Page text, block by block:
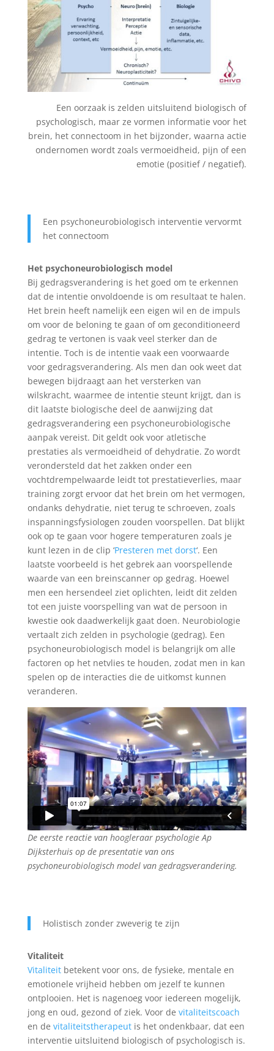
Een oorzaak is zelden uitsluitend biologisch of
psychologisch, maar ze vormen informatie voor het
brein, het connectoom in het bijzonder, waarna actie
ondernomen wordt zoals vermoeidheid, pijn of een
emotie (positief / negatief).
Een psychoneurobiologisch interventie vervormt
het connectoom
Het psychoneurobiologisch model
Bij gedragsverandering is het goed om te erkennen
dat de intentie onvoldoende is om resultaat te halen.
Het brein heeft namelijk een eigen wil en de impuls
om voor de beloning te gaan of om geconditioneerd
gedrag te vertonen is vaak veel sterker dan de
intentie. Toch is de intentie vaak een voorwaarde
voor gedragsverandering. Als men dan ook weet dat
bewegen bijdraagt aan het versterken van
wilskracht, waarmee de intentie steunt krijgt, dan is
dit laatste biologische deel de aanwijzing dat
gedragsverandering een psychoneurobiologische
aanpak vereist. Dit geldt ook voor atletische
prestaties als vermoeidheid of dehydratie. Zo wordt
verondersteld dat het zakken onder een
vochtdrempelwaarde leidt tot prestatieverlies, maar
training zorgt ervoor dat het brein om het vermogen,
ondanks dehydratie, niet terug te schroeven, zoals
inspanningsfysiologen zouden voorspellen. Dat blijkt
ook op te gaan voor hogere temperaturen zoals je
kunt lezen in de clip ‘Presteren met dorst‘. Een
laatste voorbeeld is het gebrek aan voorspellende
waarde van een breinscanner op gedrag. Hoewel
men een hersendeel ziet oplichten, leidt dit zelden
tot een juiste voorspelling van wat de persoon in
kwestie ook daadwerkelijk gaat doen. Neurobiologie
vertaalt zich zelden in psychologie (gedrag). Een
psychoneurobiologisch model is belangrijk om alle
factoren op het netvlies te houden, zodat men in kan
spelen op de interacties die de uitkomst kunnen
veranderen.
De eerste reactie van hoogleraar psychologie Ap
Dijksterhuis op de presentatie van ons
psychoneurobiologisch model van gedragsverandering.
Holistisch zonder zweverig te zijn
Vitaliteit
Vitaliteitbetekent voor ons, de fysieke, mentale en
emotionele vrijheid hebben om jezelf te kunnen
ontplooien. Het is nagenoeg voor iedereen mogelijk,
jong en oud, gezond of ziek. Voor de vitaliteitscoach
en de vitaliteitstherapeutis het ondenkbaar, dat een
interventie uitsluitend biologisch of psychologisch is.